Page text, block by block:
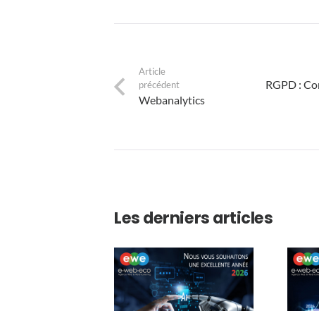
Article
précédent
Webanalytics
RGPD :
Les derniers articles